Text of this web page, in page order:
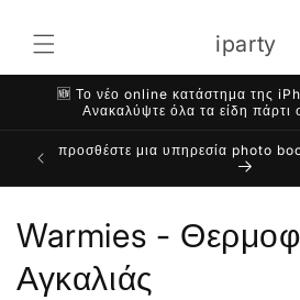
στο
περιεχόμενο
iparty
🆕 Το νέο online κατάστημα της
Ανακαλύψτε όλα τα είδη
προσθέστε μια υπηρεσία photo
Σ
υ
Warmies -
Αγκαλιάς